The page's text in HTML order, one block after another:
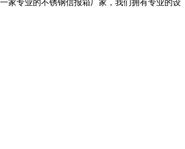
家专业的不锈钢信报箱厂家，我们拥有专业的设